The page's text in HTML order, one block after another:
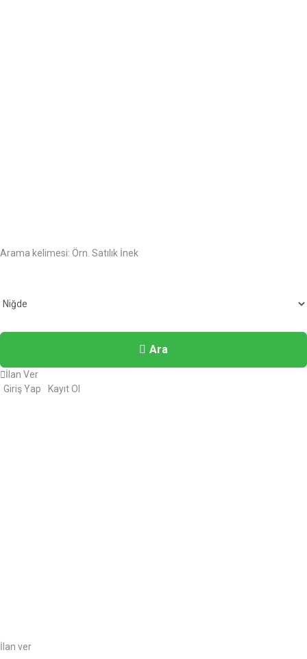
Arama kelimesi: Örn. Satılık İnek
Ara
İlan Ver
Giriş Yap
Kayıt Ol
İlan ver